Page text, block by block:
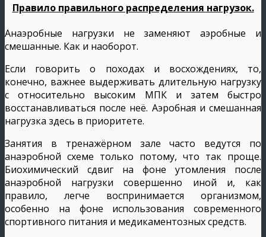
Правило правильного распределения нагрузок.
Анаэробные нагрузки не заменяют аэробные и
смешанные. Как и наоборот.
Если говорить о походах и восхождениях, то,
конечно, важнее выдерживать длительную нагрузку
с относительно высоким МПК и затем быстро
восстанавливаться после неё. Аэробная и смешанная
нагрузка здесь в приоритете.
Занятия в тренажёрном зале часто ведутся по
анаэробной схеме только потому, что так проще.
Биохимический сдвиг на фоне утомления после
анаэробной нагрузки совершенно иной и, как
правило, легче воспринимается организмом,
особенно на фоне использования современного
спортивного питания и медикаментозных средств.